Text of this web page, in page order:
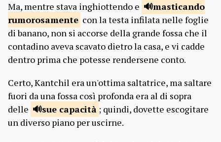
Ma, mentre stava inghiottendo e
masticando
rumorosamente con la testa infilata nelle foglie
di banano, non si accorse della grande fossa che il
contadino aveva scavato dietro la casa, e vi cadde
dentro prima che potesse rendersene conto.
Certo, Kantchil era un'ottima saltatrice, ma saltare
fuori da una fossa così profonda era al di sopra
delle
sue capacità ; quindi, dovette escogitare
un diverso piano per uscirne.